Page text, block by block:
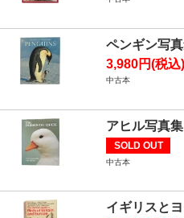
ペンギン写
3,980円(税込)
中古本
アヒル写真集
SOLD OUT
中古本
イギリスと